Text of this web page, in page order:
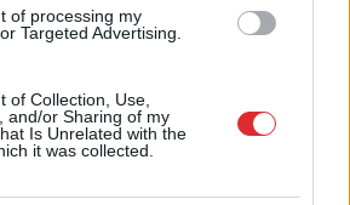
of processing my
Targeted Advertising.
of Collection, Use,
and/or Sharing of my
Is Unrelated with the
it was collected.
ar ūdeni. Viņa novērojusi, ka
kokteilis ļoti patīk bērniem.
ideju konkurss